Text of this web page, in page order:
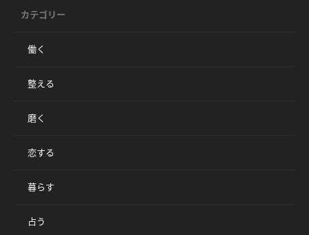
カテゴリー
働く
整える
磨く
恋する
暮らす
占う